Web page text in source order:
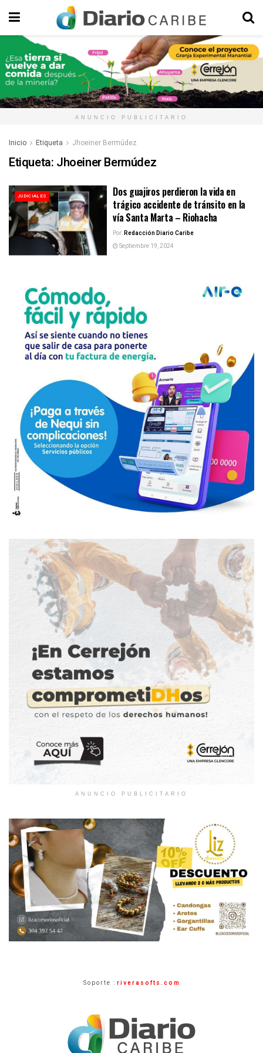
ANUNCIO PUBLICITARIO
Inicio Etiqueta Jhoeiner Bermúdez
Etiqueta: Jhoeiner Bermúdez
JUDICIALES
Dos guajiros perdieron la vida en
trágico accidente de tránsito en la
vía Santa Marta – Riohacha
Por:Redacción Diario Caribe
Septiembre 19, 2024
ANUNCIO PUBLICITARIO
Soporte : riverasofts.com